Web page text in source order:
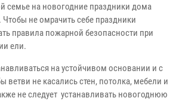
семье на новогодние праздники дома
Чтобы не омрачить себе праздники
правила пожарной безопасности при
ели.
на устойчивом основании и с
ветви не касались стен, потолка, мебели и
не следует устанавливать новогоднюю